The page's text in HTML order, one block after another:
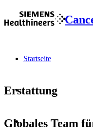
Startseite
Erstattung
Globales Team